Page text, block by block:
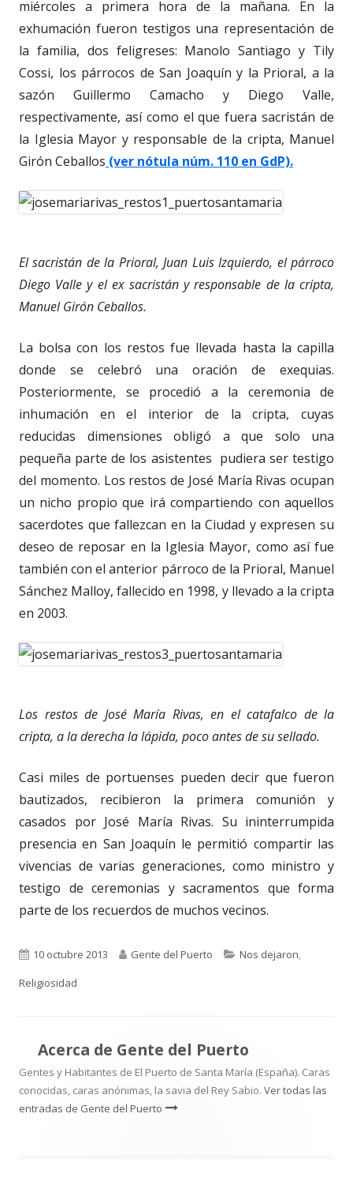
miércoles a primera hora de la mañana. En la
exhumación fueron testigos una representación de
la familia, dos feligreses: Manolo Santiago y Tily
Cossi, los párrocos de San Joaquín y la Prioral, a la
sazón Guillermo Camacho y Diego Valle,
respectivamente, así como el que fuera sacristán de
la Iglesia Mayor y responsable de la cripta, Manuel
Girón Ceballos (ver nótula núm. 110 en GdP).
El sacristán de la Prioral, Juan Luis Izquierdo, el párroco
Diego Valle y el ex sacristán y responsable de la cripta,
Manuel Girón Ceballos.
La bolsa con los restos fue llevada hasta la capilla
donde se celebró una oración de exequias.
Posteriormente, se procedió a la ceremonia de
inhumación en el interior de la cripta, cuyas
reducidas dimensiones obligó a que solo una
pequeña parte de los asistentes pudiera ser testigo
del momento. Los restos de José María Rivas ocupan
un nicho propio que irá compartiendo con aquellos
sacerdotes que fallezcan en la Ciudad y expresen su
deseo de reposar en la Iglesia Mayor, como así fue
también con el anterior párroco de la Prioral, Manuel
Sánchez Malloy, fallecido en 1998, y llevado a la cripta
en 2003.
Los restos de José María Rivas, en el catafalco de la
cripta, a la derecha la lápida, poco antes de su sellado.
Casi miles de portuenses pueden decir que fueron
bautizados, recibieron la primera comunión y
casados por José María Rivas. Su ininterrumpida
presencia en San Joaquín le permitió compartir las
vivencias de varias generaciones, como ministro y
testigo de ceremonias y sacramentos que forma
parte de los recuerdos de muchos vecinos.
Publicado
el
10 octubre 2013 Autor
Gente del Puerto Categorías
Nos dejaron,
Religiosidad
Acerca de Gente del Puerto
Gentes y Habitantes de El Puerto de Santa María (España). Caras
conocidas, caras anónimas, la savia del Rey Sabio. Ver todas las
entradas de Gente del Puerto